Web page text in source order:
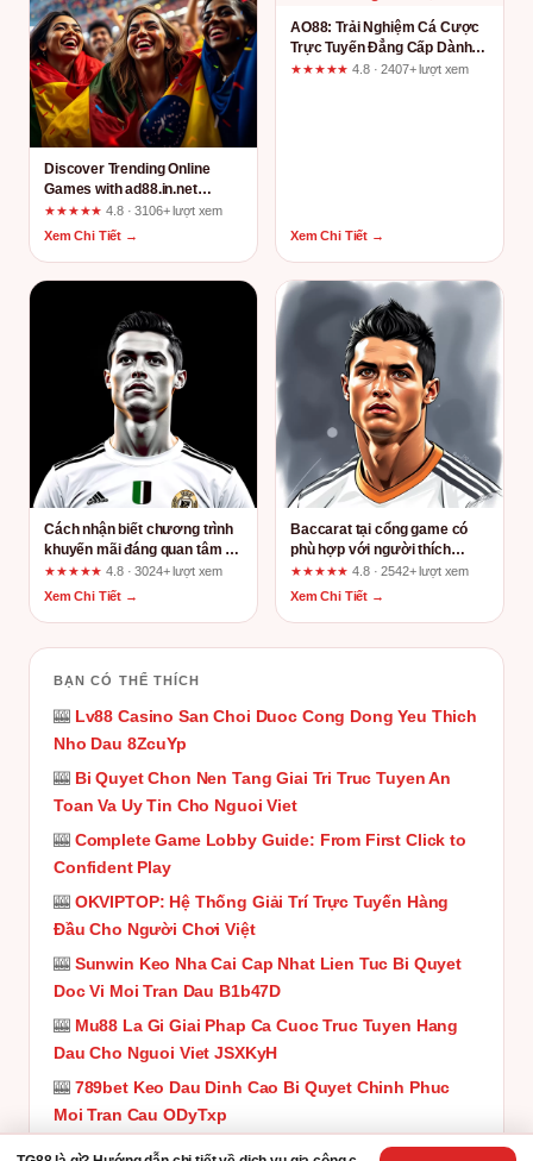
Discover Trending Online
Games with ad88.in.net
Reviews: A UX Expert’s
Dissection of What the Ads
★★★★★4.8 · 3106+ lượt xem
Xem Chi Tiết →
AO88: Trải Nghiệm Cá Cược
Trực Tuyến Đẳng Cấp Dành
Cho Người Việt
★★★★★4.8 · 2407+ lượt xem
Xem Chi Tiết →
Cách nhận biết chương trình
khuyến mãi đáng quan tâm tại
ao88y.top trước khi nhận
thưởng
★★★★★4.8 · 3024+ lượt xem
Xem Chi Tiết →
Baccarat tại cổng game có
phù hợp với người thích
game bài chiến thuật không?
★★★★★4.8 · 2542+ lượt xem
Xem Chi Tiết →
BẠN CÓ THỂ THÍCH
🎰 Lv88 Casino San Choi Duoc Cong Dong Yeu Thich
Nho Dau 8ZcuYp
🎰 Bi Quyet Chon Nen Tang Giai Tri Truc Tuyen An
Toan Va Uy Tin Cho Nguoi Viet
🎰 Complete Game Lobby Guide: From First Click to
Confident Play
🎰 OKVIPTOP: Hệ Thống Giải Trí Trực Tuyến Hàng
Đầu Cho Người Chơi Việt
🎰 Sunwin Keo Nha Cai Cap Nhat Lien Tuc Bi Quyet
Doc Vi Moi Tran Dau B1b47D
🎰 Mu88 La Gi Giai Phap Ca Cuoc Truc Tuyen Hang
Dau Cho Nguoi Viet JSXKyH
🎰 789bet Keo Dau Dinh Cao Bi Quyet Chinh Phuc
Moi Tran Cau ODyTxp
🎰
U888 Casino Online Chuan Quoc Te Cho Nguoi